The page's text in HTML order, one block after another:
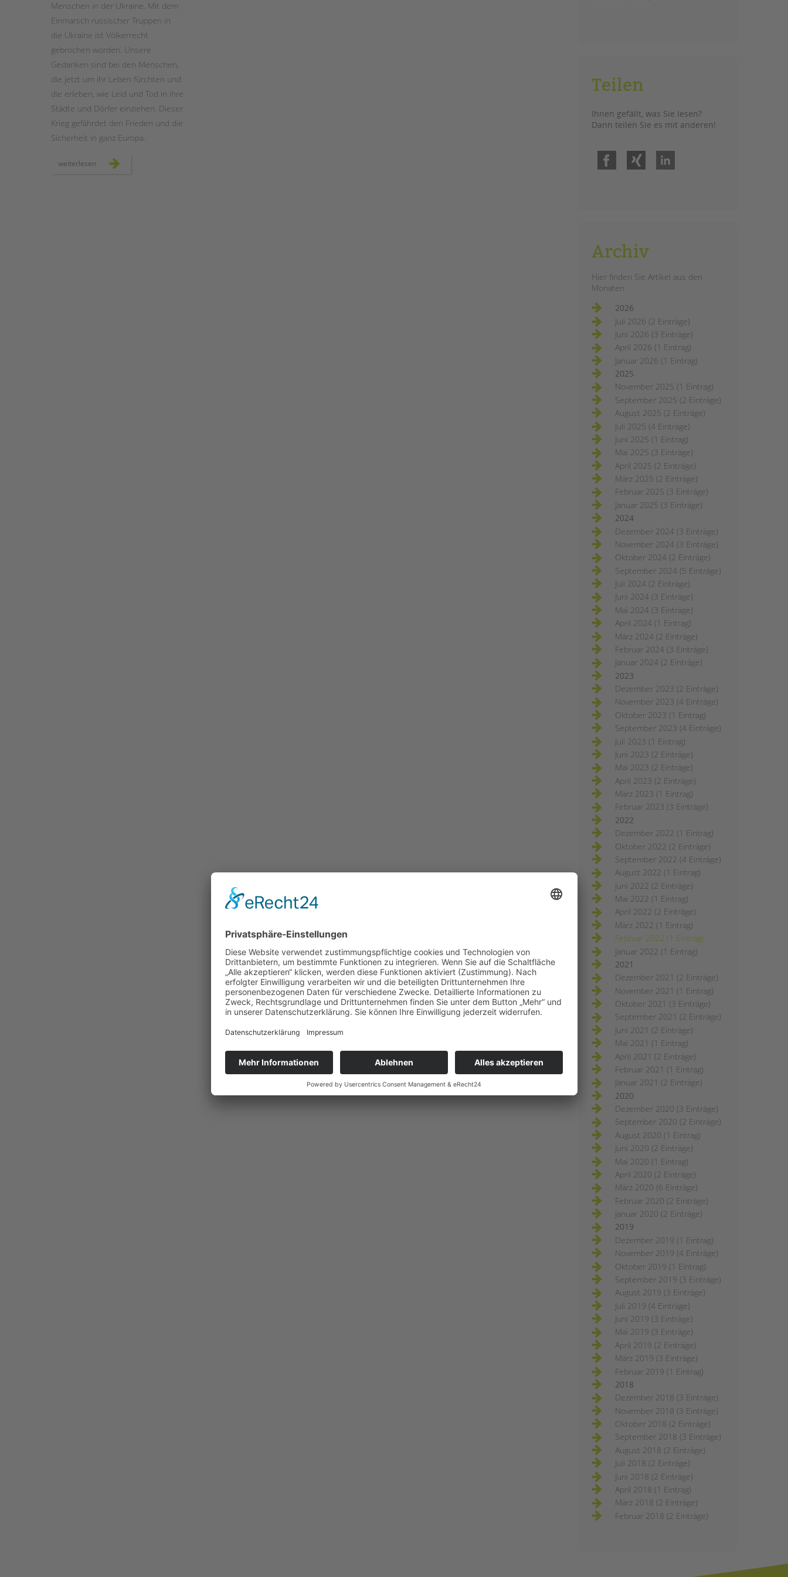
Menschen in der Ukraine. Mit dem
Einmarsch russischer Truppen in
die Ukraine ist Völkerrecht
gebrochen worden. Unsere
Gedanken sind bei den Menschen,
die jetzt um ihr Leben fürchten und
die erleben, wie Leid und Tod in ihre
Städte und Dörfer einziehen. Dieser
Krieg gefährdet den Frieden und die
Sicherheit in ganz Europa.
weiterlesen solidarität
Teilen
Ihnen gefällt, was Sie lesen?
Dann teilen Sie es mit anderen!
Facebook
Archiv
Hier finden Sie Artikel aus den
Monaten
2026
Juli 2026 (2 Einträge)
Juni 2026 (3 Einträge)
April 2026 (1 Eintrag)
Januar 2026 (1 Eintrag)
2025
November 2025 (1 Eintrag)
September 2025 (2 Einträge)
August 2025 (2 Einträge)
Juli 2025 (4 Einträge)
Juni 2025 (1 Eintrag)
Mai 2025 (3 Einträge)
April 2025 (2 Einträge)
März 2025 (2 Einträge)
Februar 2025 (3 Einträge)
Januar 2025 (3 Einträge)
2024
Dezember 2024 (3 Einträge)
November 2024 (3 Einträge)
Oktober 2024 (2 Einträge)
September 2024 (5 Einträge)
Juli 2024 (2 Einträge)
Juni 2024 (3 Einträge)
Mai 2024 (3 Einträge)
April 2024 (1 Eintrag)
März 2024 (2 Einträge)
Februar 2024 (3 Einträge)
Januar 2024 (2 Einträge)
2023
Dezember 2023 (2 Einträge)
November 2023 (4 Einträge)
Oktober 2023 (1 Eintrag)
September 2023 (4 Einträge)
Juli 2023 (1 Eintrag)
Juni 2023 (2 Einträge)
Mai 2023 (2 Einträge)
April 2023 (2 Einträge)
März 2023 (1 Eintrag)
Februar 2023 (3 Einträge)
2022
Dezember 2022 (1 Eintrag)
Oktober 2022 (2 Einträge)
September 2022 (4 Einträge)
August 2022 (1 Eintrag)
Juni 2022 (2 Einträge)
Mai 2022 (1 Eintrag)
April 2022 (2 Einträge)
März 2022 (1 Eintrag)
Februar 2022 (1 Eintrag)
Januar 2022 (1 Eintrag)
2021
Dezember 2021 (2 Einträge)
November 2021 (1 Eintrag)
Oktober 2021 (3 Einträge)
September 2021 (2 Einträge)
Juni 2021 (2 Einträge)
Mai 2021 (1 Eintrag)
April 2021 (2 Einträge)
Februar 2021 (1 Eintrag)
Januar 2021 (2 Einträge)
2020
Dezember 2020 (3 Einträge)
September 2020 (2 Einträge)
August 2020 (1 Eintrag)
Juni 2020 (2 Einträge)
Mai 2020 (1 Eintrag)
April 2020 (2 Einträge)
März 2020 (6 Einträge)
Februar 2020 (2 Einträge)
Januar 2020 (2 Einträge)
2019
Dezember 2019 (1 Eintrag)
November 2019 (4 Einträge)
Oktober 2019 (1 Eintrag)
September 2019 (3 Einträge)
August 2019 (3 Einträge)
Juli 2019 (4 Einträge)
Juni 2019 (3 Einträge)
Mai 2019 (3 Einträge)
April 2019 (2 Einträge)
März 2019 (3 Einträge)
Februar 2019 (1 Eintrag)
2018
Dezember 2018 (3 Einträge)
November 2018 (3 Einträge)
Oktober 2018 (2 Einträge)
September 2018 (3 Einträge)
August 2018 (2 Einträge)
Juli 2018 (2 Einträge)
Juni 2018 (2 Einträge)
April 2018 (1 Eintrag)
März 2018 (2 Einträge)
Februar 2018 (2 Einträge)